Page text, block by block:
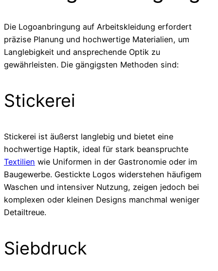
Die Logoanbringung auf Arbeitskleidung erfordert
präzise Planung und hochwertige Materialien, um
Langlebigkeit und ansprechende Optik zu
gewährleisten. Die gängigsten Methoden sind:
Stickerei
Stickerei ist äußerst langlebig und bietet eine
hochwertige Haptik, ideal für stark beanspruchte
Textilien wie Uniformen in der Gastronomie oder im
Baugewerbe. Gestickte Logos widerstehen häufigem
Waschen und intensiver Nutzung, zeigen jedoch bei
komplexen oder kleinen Designs manchmal weniger
Detailtreue.
Siebdruck